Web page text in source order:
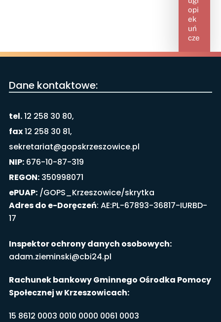
opi
ek
uń
cze
Dane kontaktowe:
tel.12 258 30 80,
fax12 258 30 81,
sekretariat@gopskrzeszowice.pl
NIP:676-10-87-319
REGON:350998071
ePUAP:/GOPS_Krzeszowice/skrytka
Adres do e-Doręczeń: AE:PL-67893-36817-IURBD-
17
Inspektor ochrony danych osobowych:
adam.zieminski@cbi24.pl
Rachunek bankowy Gminnego Ośrodka Pomocy
Społecznej w Krzeszowicach:
15 8612 0003 0010 0000 0061 0003